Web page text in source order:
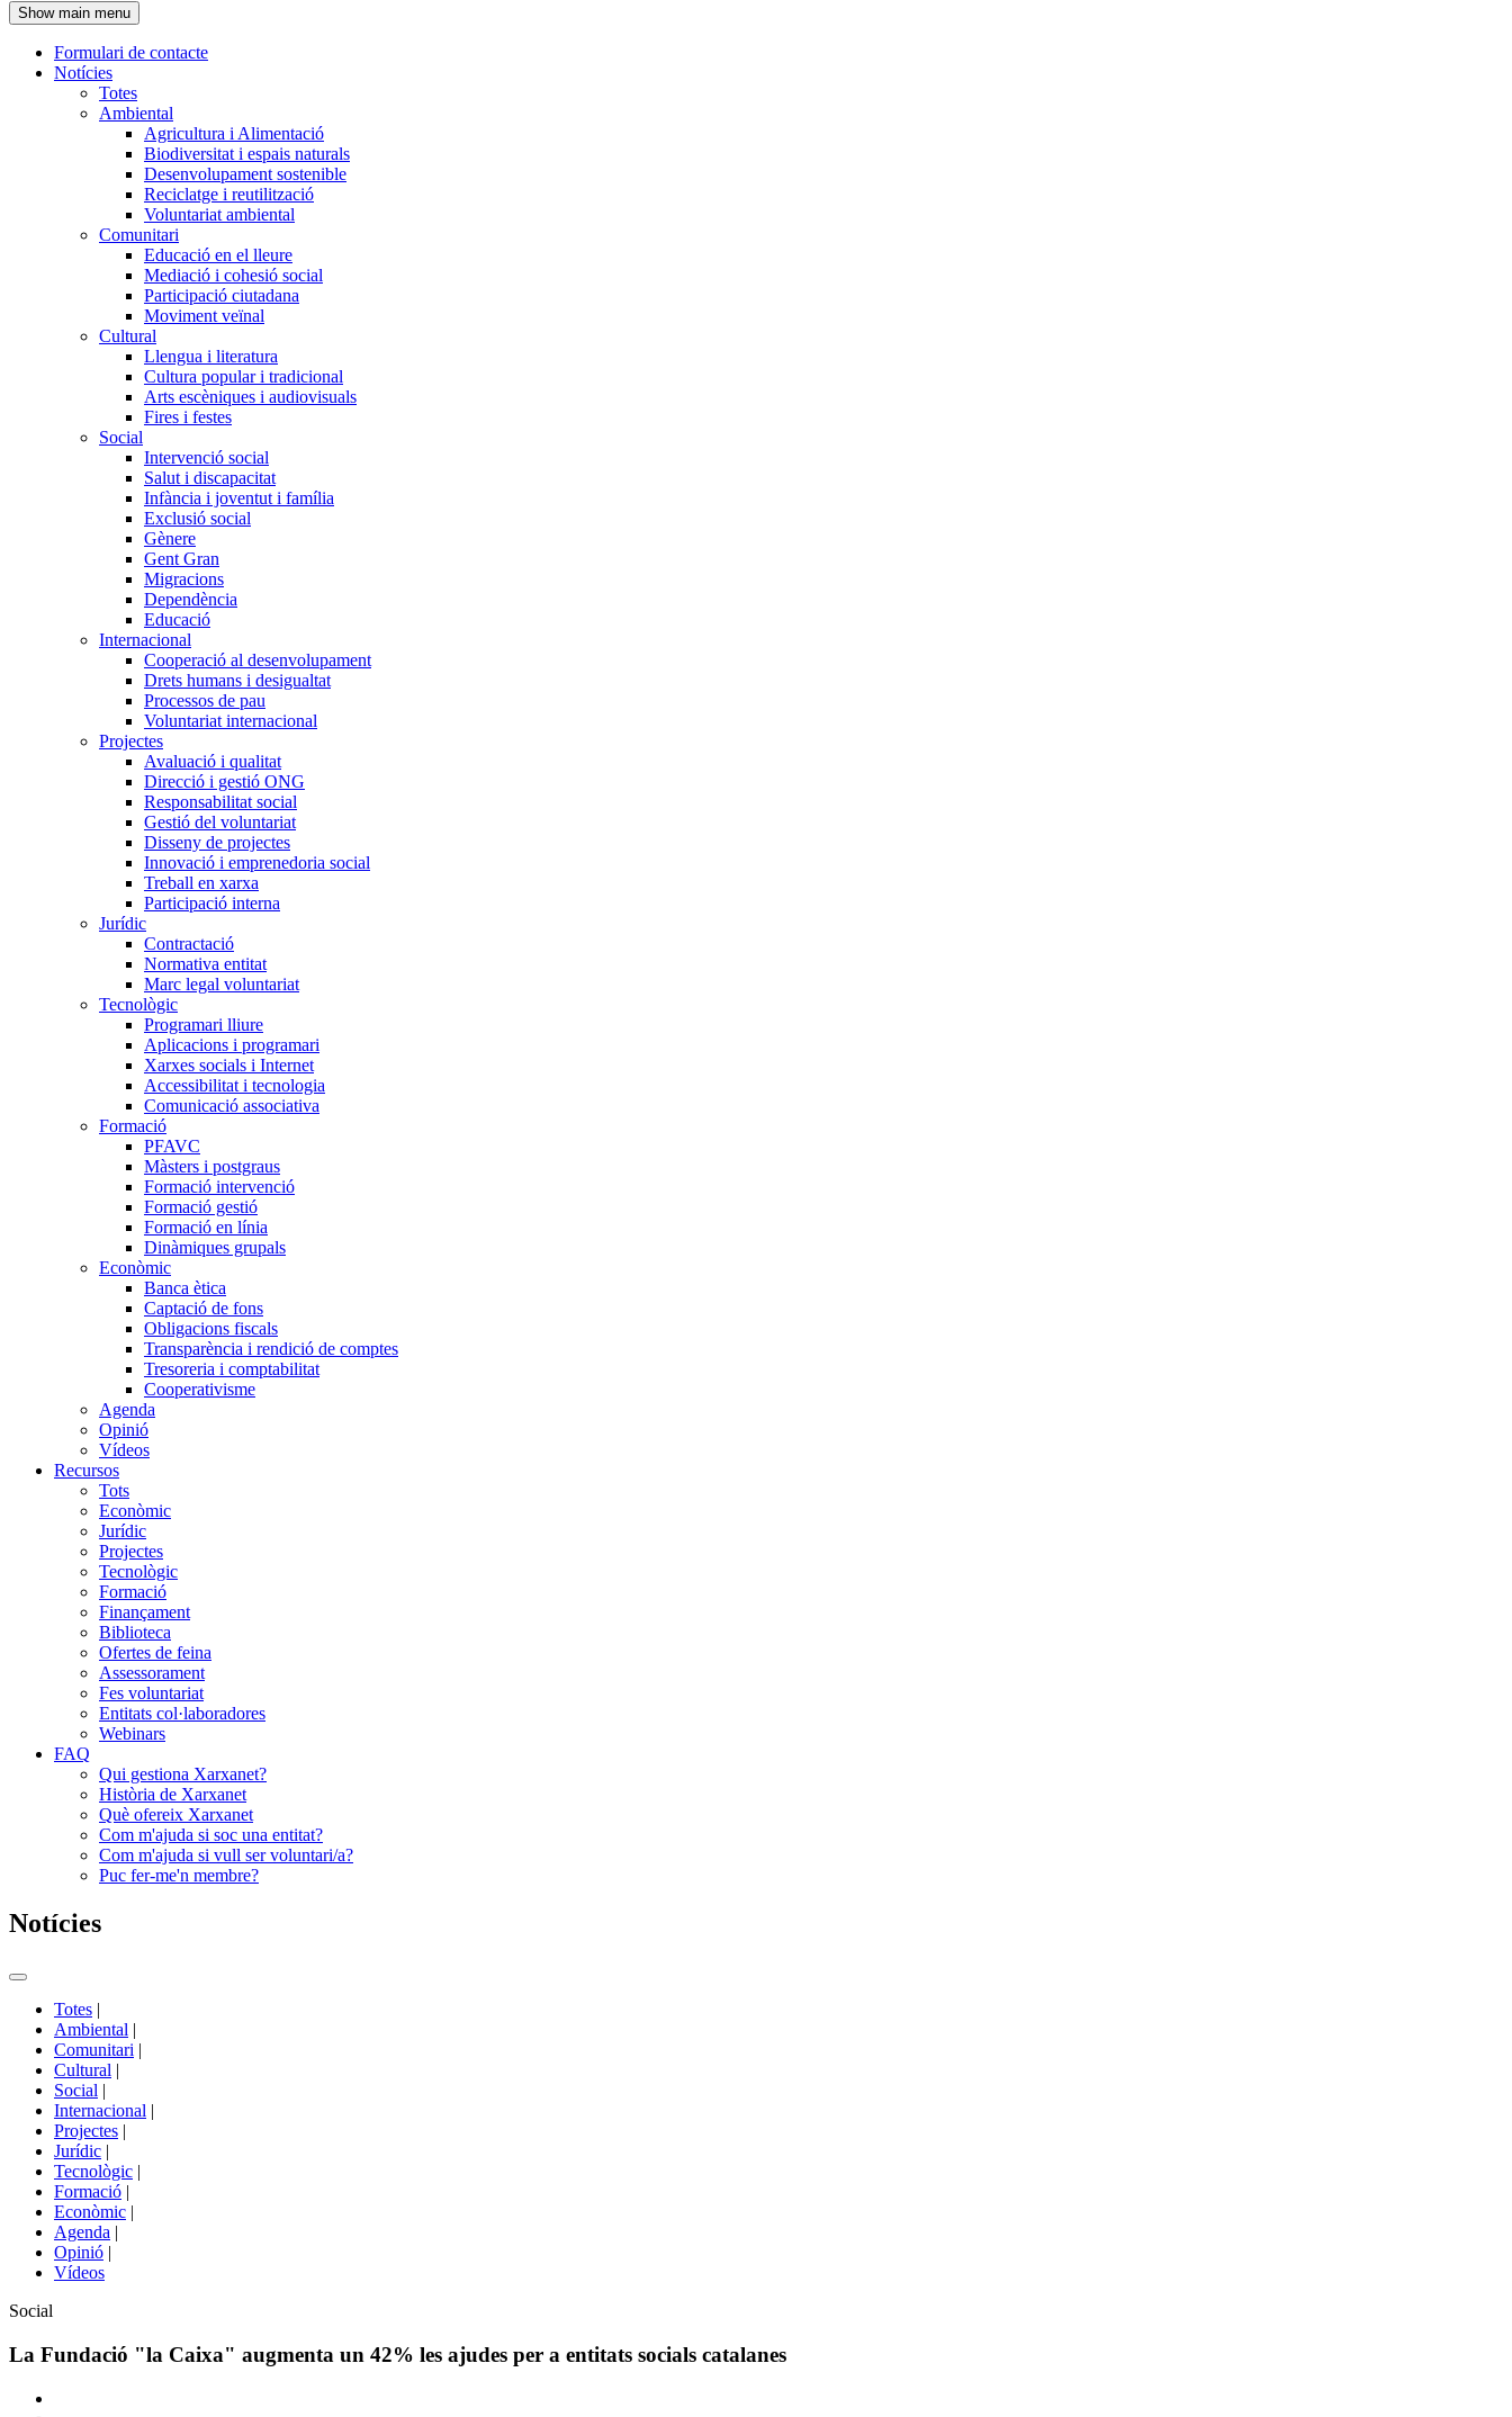
l'encapçalament
Show main menu
Navegació
principal
Formulari de contacte
Notícies
Totes
Ambiental
Agricultura i Alimentació
Biodiversitat i espais naturals
Desenvolupament sostenible
Reciclatge i reutilització
Voluntariat ambiental
Comunitari
Educació en el lleure
Mediació i cohesió social
Participació ciutadana
Moviment veïnal
Cultural
Llengua i literatura
Cultura popular i tradicional
Arts escèniques i audiovisuals
Fires i festes
Social
Intervenció social
Salut i discapacitat
Infància i joventut i família
Exclusió social
Gènere
Gent Gran
Migracions
Dependència
Educació
Internacional
Cooperació al desenvolupament
Drets humans i desigualtat
Processos de pau
Voluntariat internacional
Projectes
Avaluació i qualitat
Direcció i gestió ONG
Responsabilitat social
Gestió del voluntariat
Disseny de projectes
Innovació i emprenedoria social
Treball en xarxa
Participació interna
Jurídic
Contractació
Normativa entitat
Marc legal voluntariat
Tecnològic
Programari lliure
Aplicacions i programari
Xarxes socials i Internet
Accessibilitat i tecnologia
Comunicació associativa
Formació
PFAVC
Màsters i postgraus
Formació intervenció
Formació gestió
Formació en línia
Dinàmiques grupals
Econòmic
Banca ètica
Captació de fons
Obligacions fiscals
Transparència i rendició de comptes
Tresoreria i comptabilitat
Cooperativisme
Agenda
Opinió
Vídeos
Recursos
Tots
Econòmic
Jurídic
Projectes
Tecnològic
Formació
Finançament
Biblioteca
Ofertes de feina
Assessorament
Fes voluntariat
Entitats col·laboradores
Webinars
FAQ
Qui gestiona Xarxanet?
Història de Xarxanet
Què ofereix Xarxanet
Com m'ajuda si soc una entitat?
Com m'ajuda si vull ser voluntari/a?
Puc fer-me'n membre?
Notícies
Commutador
portals
Totes |
Ambiental |
Comunitari |
Cultural |
Social |
Internacional |
Projectes |
Jurídic |
Tecnològic |
Formació |
Econòmic |
Agenda |
Opinió |
Vídeos
Àmbit
la
Social
La Fundació "la Caixa" augmenta un 42% les ajudes per a entitats socials catalanes
Comparteix